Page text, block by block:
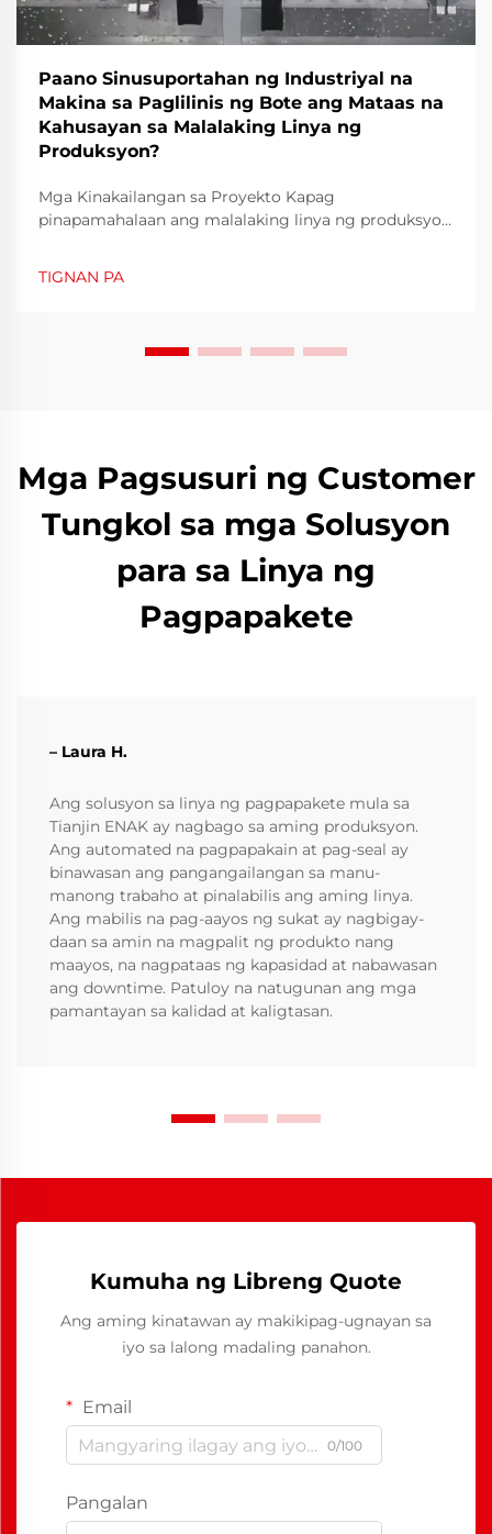
Paano Sinusuportahan ng Industriyal na
Makina sa Paglilinis ng Bote ang Mataas na
Kahusayan sa Malalaking Linya ng
Produksyon?
Mga Kinakailangan sa Proyekto Kapag
pinapamahalaan ang malalaking linya ng produksyon
lubos na linisin ang mga bote bago punuin upang
TIGNAN PA
Mga Pagsusuri ng Customer
Tungkol sa mga Solusyon
para sa Linya ng
Pagpapakete
– Laura H.
Ang solusyon sa linya ng pagpapakete mula sa
Tianjin ENAK ay nagbago sa aming produksyon.
Ang automated na pagpapakain at pag-seal ay
binawasan ang pangangailangan sa manu-
manong trabaho at pinalabilis ang aming linya.
Ang mabilis na pag-aayos ng sukat ay nagbigay-
daan sa amin na magpalit ng produkto nang
maayos, na nagpataas ng kapasidad at nabawasan
ang downtime. Patuloy na natugunan ang mga
pamantayan sa kalidad at kaligtasan.
Kumuha ng Libreng Quote
Ang aming kinatawan ay makikipag-ugnayan sa
iyo sa lalong madaling panahon.
Email
0/100
Pangalan